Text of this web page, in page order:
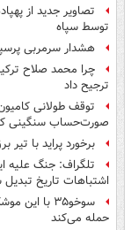
تصاویر جدید از
توسط سپاه
هشدار سرمربی
چرا محمد صلاح
ترجیح داد
توقف طولانی
صورت‌حساب سنگینی
برخورد پراید با تیر برق ۲ فوتی بر جای
تلگراف: جنگ علیه
اشتباهات تاریخ
سوخو۳۵ با
حمله می‌کند